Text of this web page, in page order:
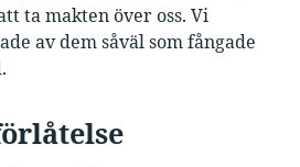
ta makten över oss. Vi
av dem såväl som fångade